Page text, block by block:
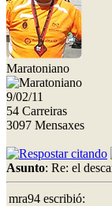
Maratoniano
9/02/11
54 Carreiras
3097 Mensaxes
Asunto: Re: el
mra94 escribió: